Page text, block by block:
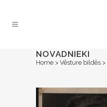
NOVADNIEKI
Home > Vēsture bildēs >